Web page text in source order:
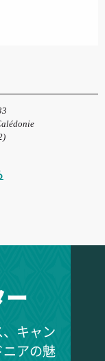
)
ー
、キャン
ニアの魅